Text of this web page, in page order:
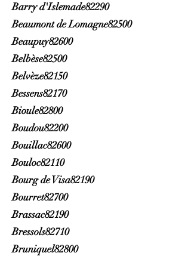
Barry d'Islemade82290
Beaumont de Lomagne82500
Beaupuy82600
Belbèse82500
Belvèze82150
Bessens82170
Bioule82800
Boudou82200
Bouillac82600
Bouloc82110
Bourg de Visa82190
Bourret82700
Brassac82190
Bressols82710
Bruniquel82800